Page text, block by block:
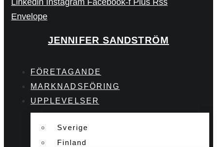
Linkedin Instagram Facebook-f Plus Rss
Envelope
JENNIFER SANDSTRÖM
FÖRETAGANDE
MARKNADSFÖRING
UPPLEVELSER
Sverige
Finland